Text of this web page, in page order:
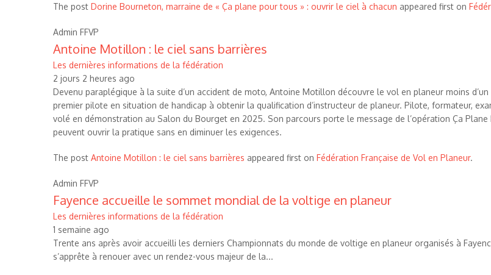
The post Dorine Bourneton, marraine de « Ça plane pour tous » : ouvrir le ciel à chacun appeared first on
Admin FFVP
Antoine Motillon : le ciel sans barrières
Les dernières informations de la fédération
2 jours 2 heures ago
Devenu paraplégique à la suite d’un accident de moto, Antoine Motillon découvre le vol en planeur moins
premier pilote en situation de handicap à obtenir la qualification d’instructeur de planeur. Pilote, formateur,
volé en démonstration au Salon du Bourget en 2025. Son parcours porte le message de l’opération Ça
peuvent ouvrir la pratique sans en diminuer les exigences.
The post Antoine Motillon : le ciel sans barrières appeared first on Fédération Française de Vol en Planeur.
Admin FFVP
Fayence accueille le sommet mondial de la voltige en planeur
Les dernières informations de la fédération
1 semaine ago
Trente ans après avoir accueilli les derniers Championnats du monde de voltige en planeur organisés à
s’apprête à renouer avec un rendez-vous majeur de la...